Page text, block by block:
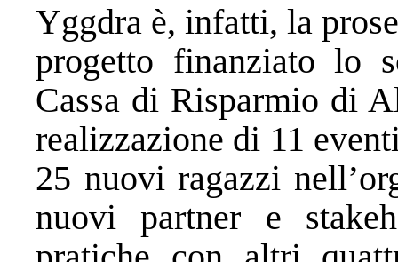
Yggdra è, infatti, la
progetto finanziato lo
Cassa di Risparmio di
realizzazione di 11
25 nuovi ragazzi
nuovi partner e